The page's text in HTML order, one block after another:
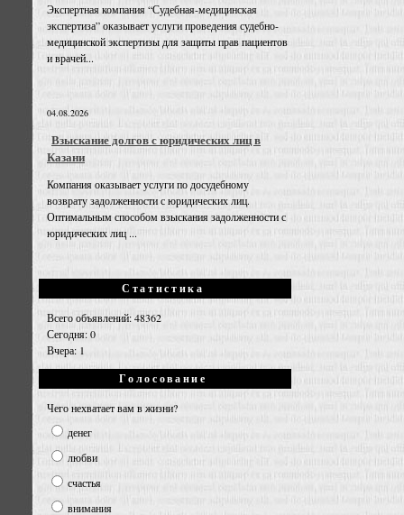
Экспертная компания “Судебная-медицинская
экспертиза” оказывает услуги проведения судебно-
медицинской экспертизы для защиты прав пациентов
и врачей...
04.08.2026
Взыскание долгов с юридических лиц в
Казани
Компания оказывает услуги по досудебному
возврату задолженности с юридических лиц.
Оптимальным способом взыскания задолженности с
юридических лиц ...
Статистика
Всего объявлений: 48362
Сегодня: 0
Вчера: 1
Голосование
Чего нехватает вам в жизни?
денег
любви
счастья
внимания